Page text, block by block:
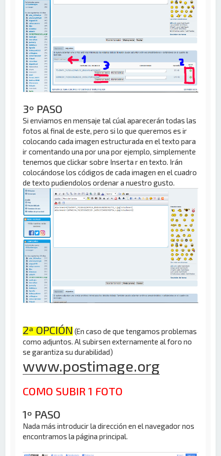
3º PASO
Si enviamos en mensaje tal cúal aparecerán todas las
fotos al final de este, pero si lo que queremos es ir
colocando cada imagen estructurada en el texto para
ir comentando una por una por ejemplo, simplemente
tenemos que clickar sobre Inserta r en texto. Irán
colocándose los códigos de cada imagen en el cuadro
de texto pudiendolos ordenar a nuestro gusto.
2ª OPCIÓN(En caso de que tengamos problemas
como adjuntos. Al subirsen externamente al foro no
se garantiza su durabilidad)
www.postimage.org
COMO SUBIR 1 FOTO
1º PASO
Nada más introducir la dirección en el navegador nos
encontramos la página principal.